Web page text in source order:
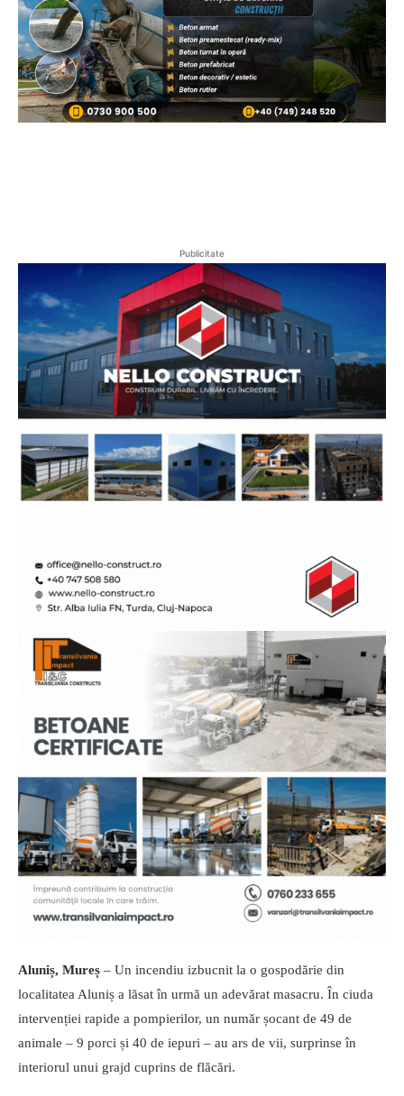
Publicitate
Aluniș, Mureș – Un incendiu izbucnit la o gospodărie din
localitatea Aluniș a lăsat în urmă un adevărat masacru. În ciuda
intervenției rapide a pompierilor, un număr șocant de 49 de
animale – 9 porci și 40 de iepuri – au ars de vii, surprinse în
interiorul unui grajd cuprins de flăcări.